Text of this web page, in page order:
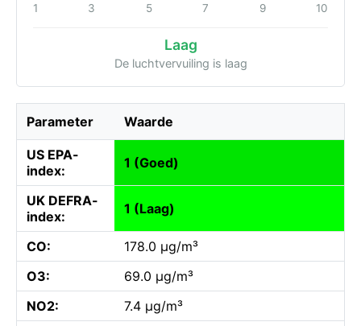
1 3 5 7 9 10
Laag
De luchtvervuiling is laag
Parameter Waarde
US EPA-
index:
1 (Goed)
UK DEFRA-
index:
1 (Laag)
CO:
178.0 µg/m³
O3:
69.0 µg/m³
NO2:
7.4 µg/m³